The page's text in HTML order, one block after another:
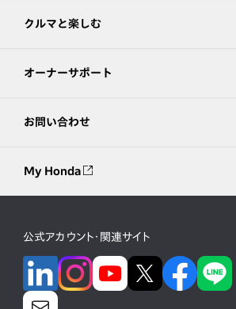
クルマと楽しむ
オーナーサポート
お問い合わせ
My Honda
公式アカウント・関連サイト